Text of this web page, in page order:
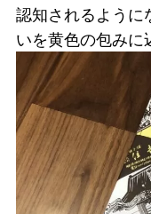
認知されるように
いを黄色の包みに